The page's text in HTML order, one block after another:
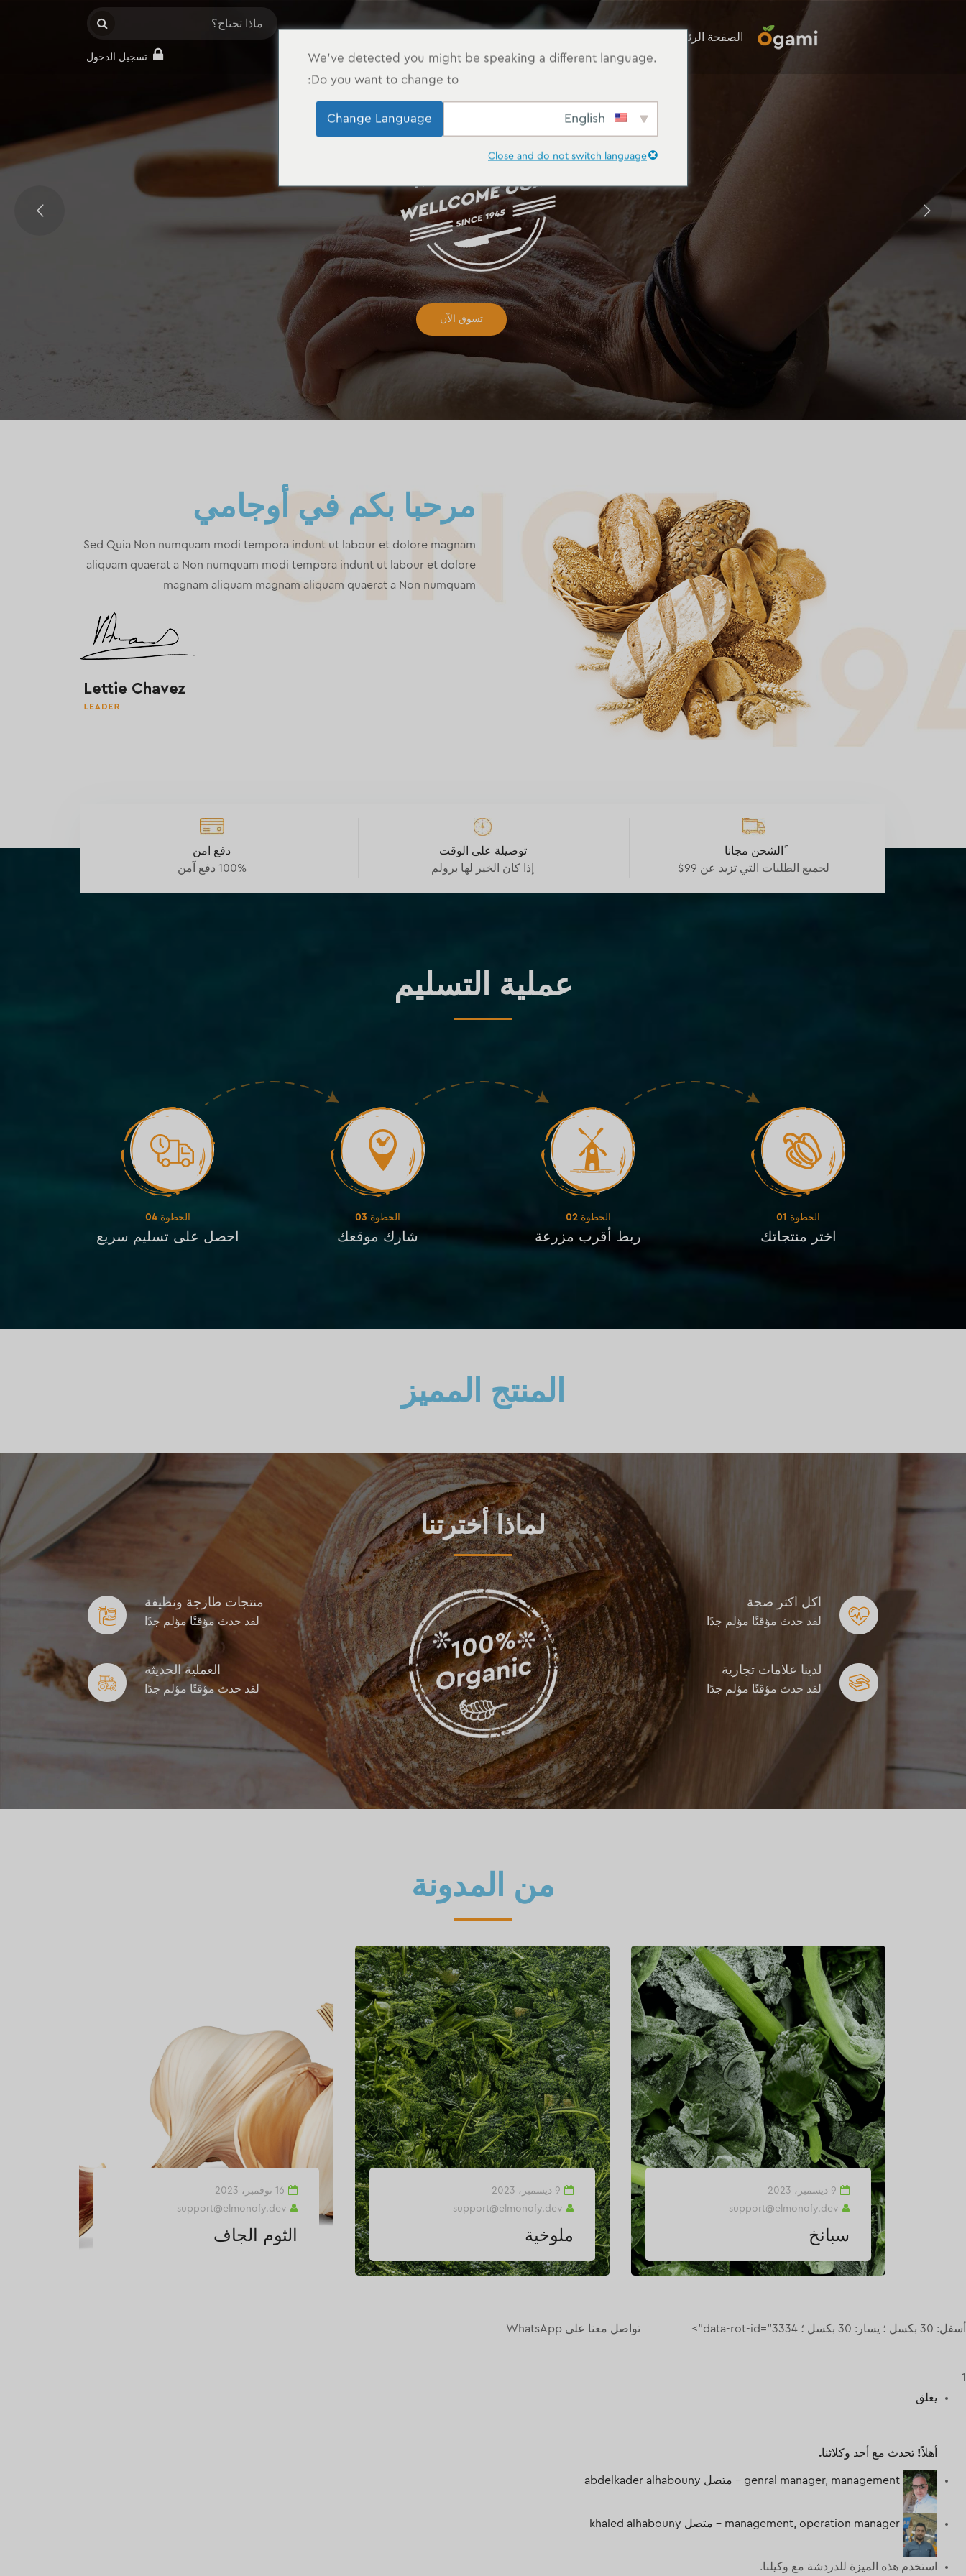
الصفحة الرئيسية
تسجيل الدخول
تسوق الآن
مرحبا بكم في أوجامي
Sed Quia Non numquam modi tempora indunt ut labour et dolore magnam
aliquam quaerat a Non numquam modi tempora indunt ut labour et dolore
magnam aliquam magnam aliquam quaerat a Non numquam
ًالشحن مجانا
لجميع الطلبات التي تزيد عن 99$
توصيلة على الوقت
إذا كان الخير لها برولم
دفع امن
100% دفع آمن
عملية التسليم
الخطوة 01
اختر منتجاتك
الخطوة 02
ربط أقرب مزرعة
الخطوة 03
شارك موقعك
الخطوة 04
احصل على تسليم سريع
المنتج المميز
لماذا أخترتنا
أكل أكثر صحة
لقد حدث مؤقتًا مؤلم جدًا
لدينا علامات تجارية
لقد حدث مؤقتًا مؤلم جدًا
منتجات طازجة ونظيفة
لقد حدث مؤقتًا مؤلم جدًا
العملية الحديثة
لقد حدث مؤقتًا مؤلم جدًا
من المدونة
9 ديسمبر، 2023
support@elmonofy.dev
سبانخ
9 ديسمبر، 2023
support@elmonofy.dev
ملوخية
16 نوفمبر، 2023
support@elmonofy.dev
الثوم الجاف
أسفل: 30 بكسل ؛ يسار: 30 بكسل ؛ data-rot-id="3334"> تواصل معنا على WhatsApp
1
يغلق
أهلاً! تحدث مع أحد وكلائنا.
genral manager, management - متصل abdelkader alhabouny
management, operation manager - متصل khaled alhabouny
استخدم هذه الميزة للدردشة مع وكيلنا.
We've detected you might be speaking a different language.
Do you want to change to:
Change Language
Close and do not switch language